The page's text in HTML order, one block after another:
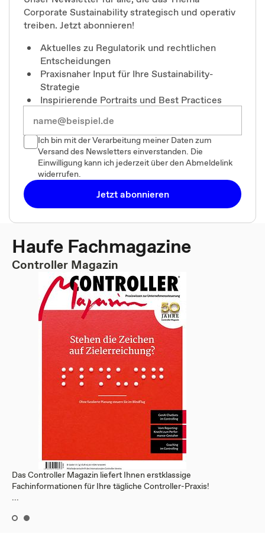
Corporate Sustainability strategisch und operativ
treiben. Jetzt abonnieren!
Aktuelles zu Regulatorik und rechtlichen
Entscheidungen
Praxisnaher Input für Ihre Sustainability-
Strategie
Inspirierende Portraits und Best Practices
Ich bin mit der Verarbeitung meiner Daten zum
Versand des Newsletters einverstanden. Die
Einwilligung kann ich jederzeit über den Abmeldelink
widerrufen.
Jetzt abonnieren
Haufe Fachmagazine
Controller Magazin
Das Controller Magazin liefert Ihnen erstklassige
Fachinformationen für Ihre tägliche Controller-Praxis!
...